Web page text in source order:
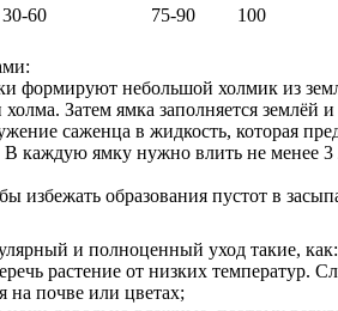
30-60 75-90 100
формируют небольшой холмик из
Затем ямка заполняется землёй и
саженца в жидкость, которая
каждую ямку нужно влить не менее
образования пустот в
и полноценный уход такие, как:
растение от низких температур.
на почве или цветах;